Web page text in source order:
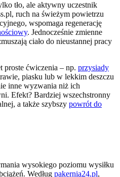
tło, ale aktywny uczestnik
ruch na świeżym powietrzu
wspomaga regenerację
. Jednocześnie zmienne
ciało do nieustannej pracy
proste ćwiczenia – np. przysiady
piasku lub w lekkim deszczu
inne wyzwania niż ich
Efekt? Bardziej wszechstronny
a także szybszy powrót do
wysokiego poziomu wysiłku
Według pakernia24.pl,